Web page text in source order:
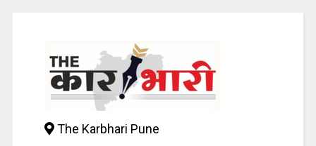
The Karbhari Pune